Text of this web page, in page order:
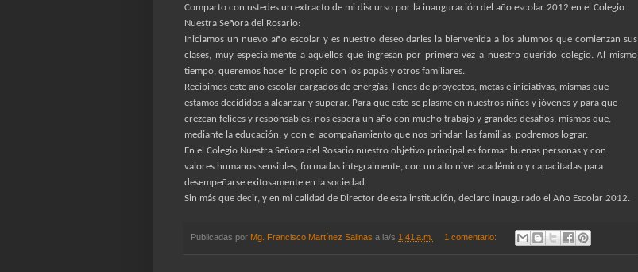
Comparto con ustedes un extracto de mi discurso por la inauguración del año escolar 2012 en el Colegio
Nuestra Señora del Rosario:
Iniciamos un nuevo año escolar y es nuestro deseo darles la bienvenida a los alumnos que comienzan sus
clases, muy especialmente a aquellos que ingresan por primera vez a nuestro querido colegio. Al mismo
tiempo, queremos hacer lo propio con los papás y otros familiares.
Recibimos este año escolar cargados de energías, llenos de proyectos, metas e iniciativas, mismas que
estamos decididos a alcanzar y superar. Para que esto se plasme en nuestros niños y jóvenes y para que
crezcan felices y responsables; nos espera un año con mucho trabajo y grandes desafíos, mismos que,
mediante la educación, y con el acompañamiento que nos brindan las familias, podremos lograr.
En el Colegio Nuestra Señora del Rosario nuestro objetivo principal es formar buenas personas y con
valores humanos sensibles, formadas integralmente, con un alto nivel académico y capacitadas para
desempeñarse exitosamente en la sociedad.
Sin más que decir, y en mi calidad de Director de esta institución, declaro inaugurado el Año Escolar 2012.
Publicadas por Mg. Francisco Martínez Salinas a la/s 1:41 a.m. 1 comentario: